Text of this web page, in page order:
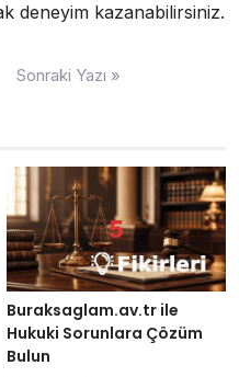
deneyim kazanabilirsiniz.
Sonraki Yazı »
Buraksaglam.av.tr ile
Hukuki Sorunlara Çözüm
Bulun